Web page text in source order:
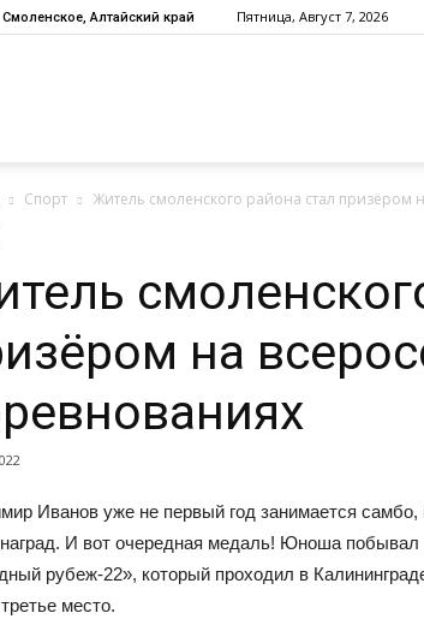
Смоленское, Алтайский край Пятница, Август 7, 2026
Спорт Житель смоленского района стал призёром
на
Иванов уже не первый год занимается
наград. И вот очередная медаль! Юноша побывал
рубеж-22», который проходил в
место.